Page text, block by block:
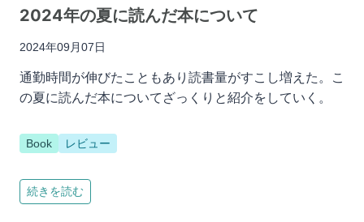
2024年の夏に読んだ本について
2024年09月07日
通勤時間が伸びたこともあり読書量がすこし増えた。こ
の夏に読んだ本についてざっくりと紹介をしていく。
Book レビュー
続きを読む